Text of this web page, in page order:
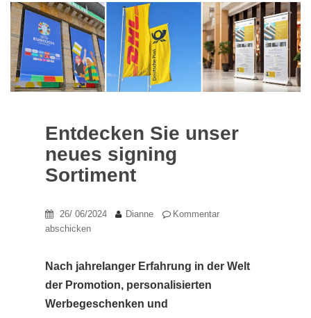
Entdecken Sie unser
neues signing
Sortiment
26/ 06/2024 Dianne
Kommentar
abschicken
Nach jahrelanger Erfahrung in der Welt
der Promotion, personalisierten
Werbegeschenken und